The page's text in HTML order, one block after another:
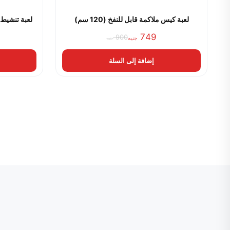
لعبة كيس ملاكمة قابل للنفخ (120 سم)
900 جنيه
السعر
الأصلي
هو:
749 جنيه
السعر
الحالي
هو:
إضافة إلى السلة
لعبة تنشيط